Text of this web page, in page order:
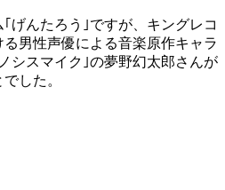
げんたろう｣ですが、キングレコ
男性声優による音楽原作キャラ
シスマイク｣の夢野幻太郎さんが
した。